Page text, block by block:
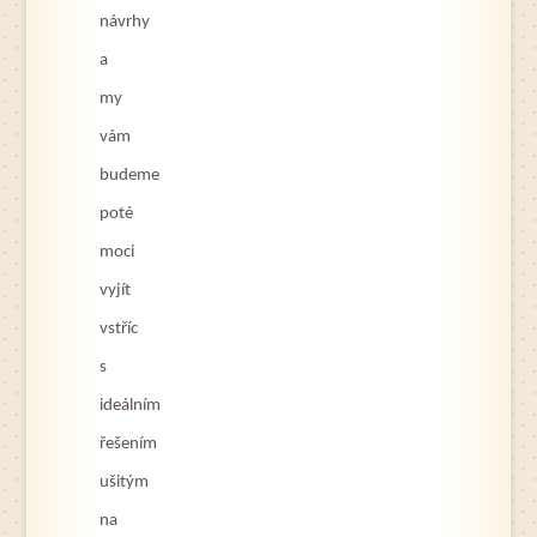
návrhy
a
my
vám
budeme
poté
moci
vyjít
vstříc
s
ideálním
řešením
ušitým
na